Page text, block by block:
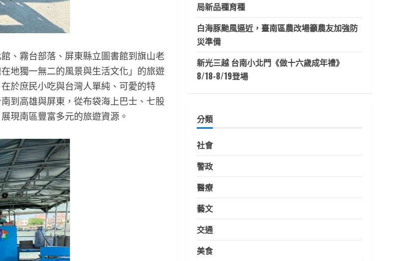
、霧台部落、屏東縣立圖書館到旗山老
地獨一無二的風景與生活文化」的旅遊
於庶民小吃與台灣人單純、可愛的特
到高雄與屏東，從布袋海上巴士、七股
現南區豐富多元的旅遊資源。
局新品種育種
白海豚颱風逼近，臺南區農改場籲農友加強防
災準備
新光三越 台南小北門《做十六歲成年禮》
8/18-8/19登場
分類
社會
警政
醫療
藝文
交通
美食